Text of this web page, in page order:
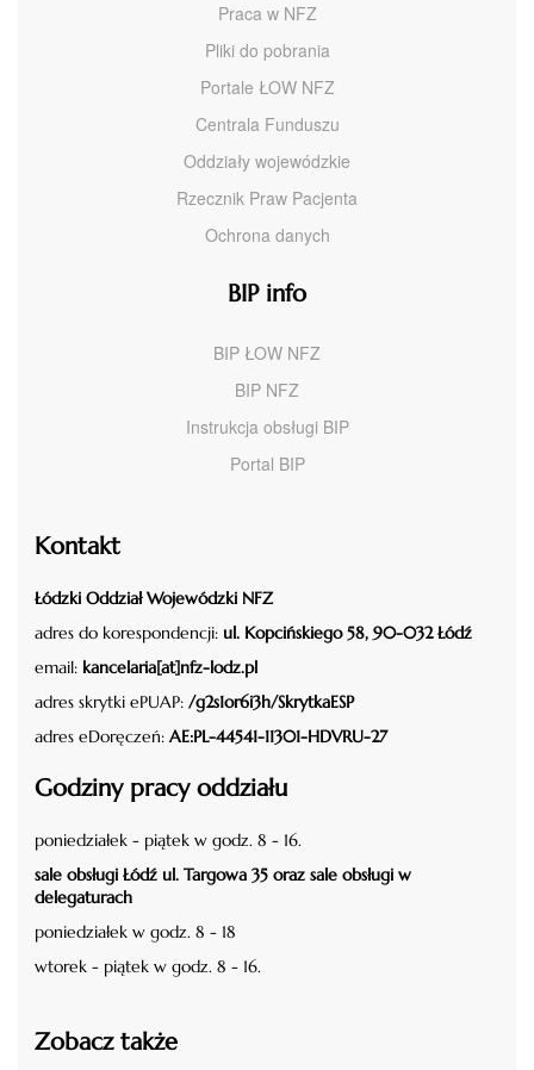
Praca w NFZ
Pliki do pobrania
Portale ŁOW NFZ
Centrala Funduszu
Oddziały wojewódzkie
Rzecznik Praw Pacjenta
Ochrona danych
BIP info
BIP ŁOW NFZ
BIP NFZ
Instrukcja obsługi BIP
Portal BIP
Kontakt
Łódzki Oddział Wojewódzki NFZ
adres do korespondencji: ul. Kopcińskiego 58, 90-032 Łódź
email: kancelaria[at]nfz-lodz.pl
adres skrytki ePUAP: /g2s1or6i3h/SkrytkaESP
adres eDoręczeń: AE:PL-44541-11301-HDVRU-27
Godziny pracy oddziału
poniedziałek - piątek w godz. 8 - 16.
sale obsługi Łódź ul. Targowa 35 oraz sale obsługi w
delegaturach
poniedziałek w godz. 8 - 18
wtorek - piątek w godz. 8 - 16.
Zobacz także